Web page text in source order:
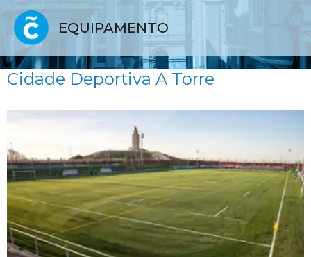
EQUIPAMENTO
Cidade Deportiva A Torre